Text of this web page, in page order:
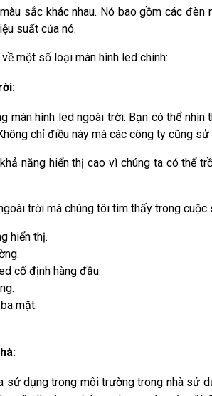
sắc khác nhau. Nó bao gồm các đèn
suất của nó.
một số loại màn hình led chính:
màn hình led ngoài trời. Bạn có thể
chỉ điều này mà các công ty cũng
năng hiển thị cao vì chúng ta có thể
trời mà chúng tôi tìm thấy trong cuộc
hiển thị.
cố định hàng đầu.
mặt.
sử dụng trong môi trường trong nhà sử